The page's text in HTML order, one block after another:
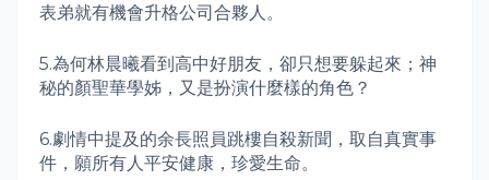
表弟就有機會升格公司合夥人 。
5.為何林晨曦看到高中好朋友，卻只想要躲起來；神
秘的顏聖華學姊，又是扮演什麼樣的角色？
6.劇情中提及的余長照員跳樓自殺新聞，取自真實事
件，願所有人平安健康，珍愛生命。